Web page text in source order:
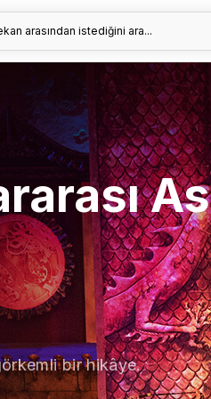
arasından istediğini ara...
bir hikâye.